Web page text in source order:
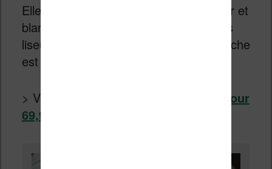
Elle est disponible en deux coloris : noir et
blanc. Personnellement, j’ai l’habite des
liseuses noires, mais en avoir une blanche
est tentant.
> Voir :
liseuse Kindle sur Amazon pour
69,99€